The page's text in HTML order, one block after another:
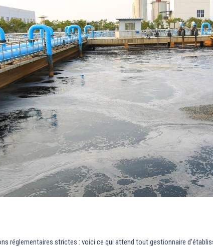
réglementaires strictes : voici ce qui attend tout gestionnaire